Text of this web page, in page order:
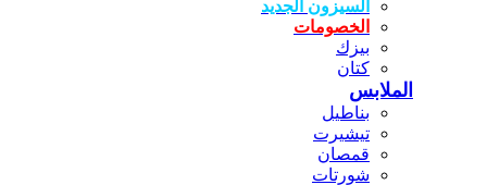
السيزون الجديد
الخصومات
بيزك
كتان
الملابس
بناطيل
تيشيرت
قمصان
شورتات